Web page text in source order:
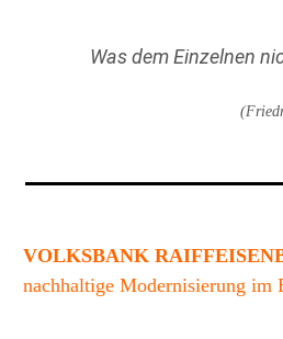
Was dem Einzelnen
VOLKSBANK
nachhaltige Modernisierung im